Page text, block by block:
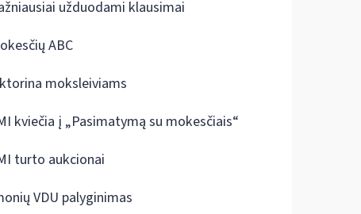
užduodami klausimai
ABC
moksleiviams
kviečia į „Pasimatymą su mokesčiais“
turto aukcionai
VDU palyginimas